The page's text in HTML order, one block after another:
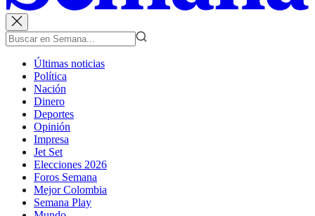
Últimas noticias
Política
Nación
Dinero
Deportes
Opinión
Impresa
Jet Set
Elecciones 2026
Foros Semana
Mejor Colombia
Semana Play